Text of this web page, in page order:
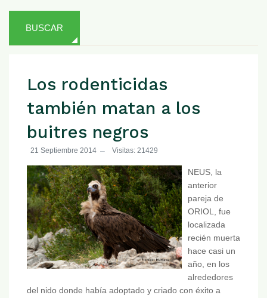
BUSCAR
Los rodenticidas
también matan a los
buitres negros
21 Septiembre 2014 Visitas: 21429
NEUS, la
anterior
pareja de
ORIOL, fue
localizada
recién muerta
hace casi un
año, en los
alrededores
del nido donde había adoptado y criado con éxito a